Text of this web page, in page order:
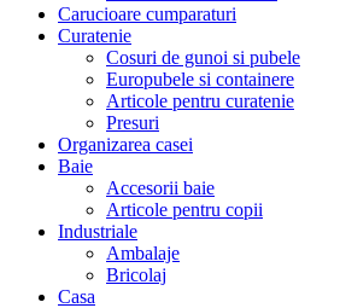
Carucioare cumparaturi
Curatenie
Cosuri de gunoi si pubele
Europubele si containere
Articole pentru curatenie
Presuri
Organizarea casei
Baie
Accesorii baie
Articole pentru copii
Industriale
Ambalaje
Bricolaj
Casa